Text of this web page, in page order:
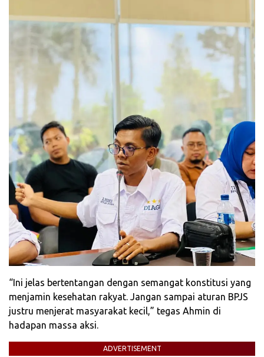
“Ini jelas bertentangan dengan semangat konstitusi yang
menjamin kesehatan rakyat. Jangan sampai aturan BPJS
justru menjerat masyarakat kecil,” tegas Ahmin di
hadapan massa aksi.
ADVERTISEMENT